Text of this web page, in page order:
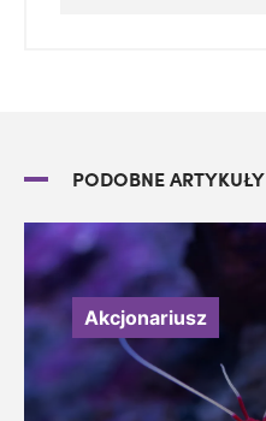
PODOBNE ARTYKUŁY
Akcjonariusz